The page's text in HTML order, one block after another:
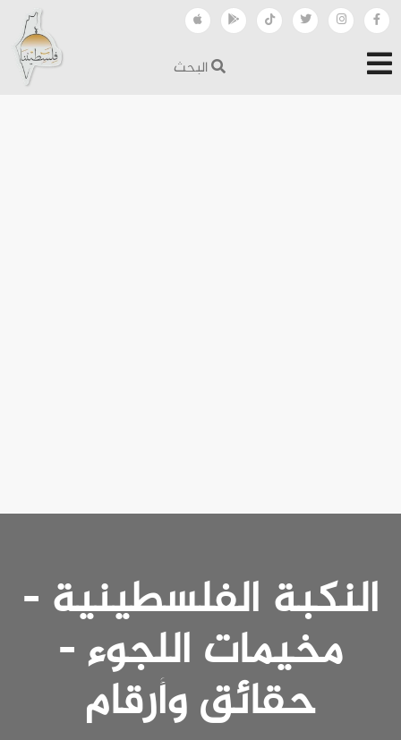
البحث
النكبة الفلسطينية -
مخيمات اللجوء -
حقائق وأرقام